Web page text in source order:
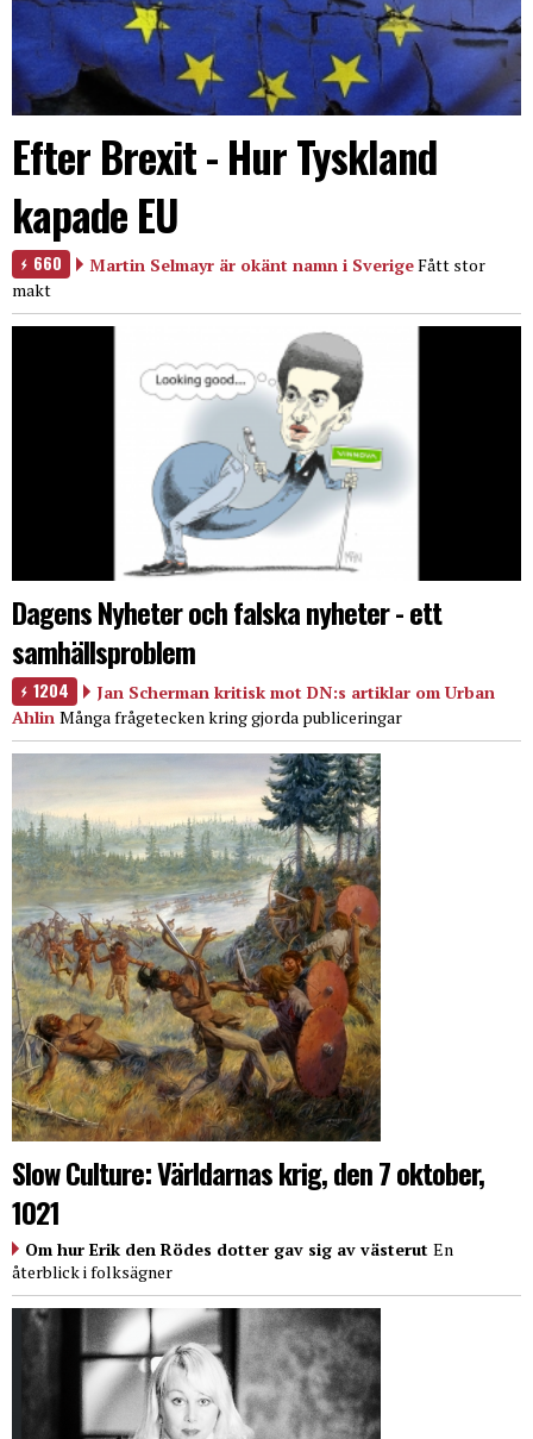
Efter Brexit - Hur Tyskland
kapade EU
660 Martin Selmayr är okänt namn i SverigeFått stor
makt
Dagens Nyheter och falska nyheter - ett
samhällsproblem
1204
Jan Scherman kritisk mot DN:s artiklar om Urban
Ahlin Många frågetecken kring gjorda publiceringar
Slow Culture: Världarnas krig, den 7 oktober,
1021
Om hur Erik den Rödes dotter gav sig av västerut En
återblick i folksägner